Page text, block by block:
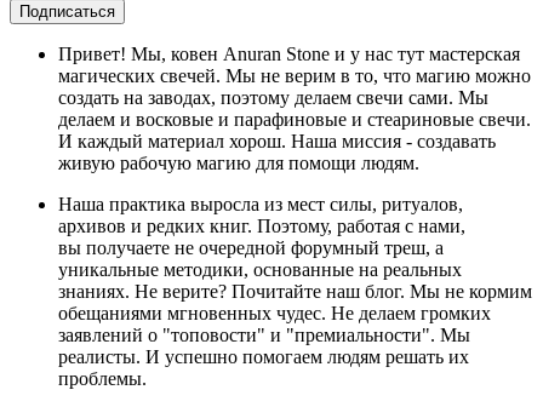
Подписаться
Привет! Мы, ковен Anuran Stone и у нас тут мастерская
магических свечей. Мы не верим в то, что магию можно
создать на заводах, поэтому делаем свечи сами. Мы
делаем и восковые и парафиновые и стеариновые свечи.
И каждый материал хорош. Наша миссия - создавать
живую рабочую магию для помощи людям.
Наша практика выросла из мест силы, ритуалов,
архивов и редких книг. Поэтому, работая с нами,
вы получаете не очередной форумный треш, а
уникальные методики, основанные на реальных
знаниях. Не верите? Почитайте наш блог. Мы не кормим
обещаниями мгновенных чудес. Не делаем громких
заявлений о "топовости" и "премиальности". Мы
реалисты. И успешно помогаем людям решать их
проблемы.